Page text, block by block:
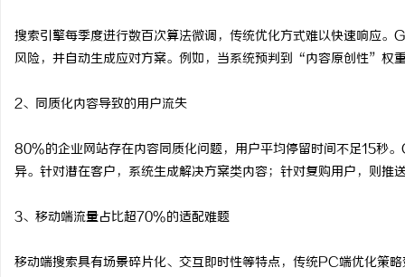
搜索引擎每季度进行数百次算法微调，传统优化方式难以快速响应
风险，并自动生成应对方案。例如，当系统预判到“内容原创性”权
2、同质化内容导致的用户流失
80%的企业网站存在内容同质化问题，用户平均停留时间不足15秒
异。针对潜在客户，系统生成解决方案类内容；针对复购用户，则
3、移动端流量占比超70%的适配难题
移动端搜索具有场景碎片化、交互即时性等特点，传统PC端优化策